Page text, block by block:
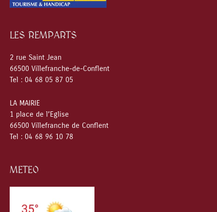
LES REMPARTS
2 rue Saint Jean
66500 Villefranche-de-Conflent
Tel : 04 68 05 87 05
LA MAIRIE
1 place de l’Eglise
66500 Villefranche de Conflent
Tel : 04 68 96 10 78
METEO